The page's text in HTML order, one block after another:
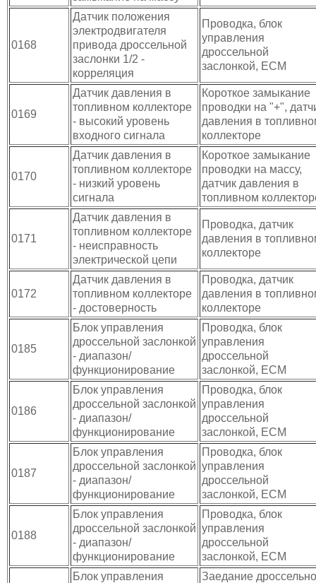
0168
Датчик положения
электродвигателя
привода дроссельной
заслонки 1/2 -
корреляция
Проводка, блок
управления
дроссельной
заслонкой, ЕСМ
0169
Датчик давления в
топливном коллекторе
- высокий уровень
входного сигнала
Короткое замыкание
проводки на "+",
давления в
коллекторе
0170
Датчик давления в
топливном коллекторе
- низкий уровень
сигнала
Короткое замыкание
проводки на массу,
датчик давления в
топливном
0171
Датчик давления в
топливном коллекторе
- неисправность
электрической цепи
Проводка, датчик
давления в
коллекторе
0172
Датчик давления в
топливном коллекторе
- достоверность
Проводка, датчик
давления в
коллекторе
0185
Блок управления
дроссельной заслонкой
- диапазон/
функционирование
Проводка, блок
управления
дроссельной
заслонкой, ЕСМ
0186
Блок управления
дроссельной заслонкой
- диапазон/
функционирование
Проводка, блок
управления
дроссельной
заслонкой, ЕСМ
0187
Блок управления
дроссельной заслонкой
- диапазон/
функционирование
Проводка, блок
управления
дроссельной
заслонкой, ЕСМ
0188
Блок управления
дроссельной заслонкой
- диапазон/
функционирование
Проводка, блок
управления
дроссельной
заслонкой, ЕСМ
Блок управления
Заедание